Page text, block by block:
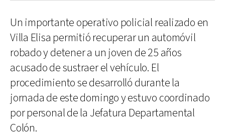
Un importante operativo policial realizado en
Villa Elisa permitió recuperar un automóvil
robado y detener a un joven de 25 años
acusado de sustraer el vehículo. El
procedimiento se desarrolló durante la
jornada de este domingo y estuvo coordinado
por personal de la Jefatura Departamental
Colón.